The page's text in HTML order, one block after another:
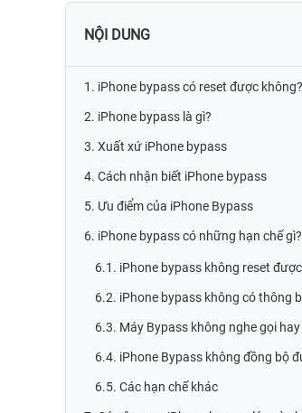
NỘI DUNG
1. iPhone bypass có reset được không?
2. iPhone bypass là gì?
3. Xuất xứ iPhone bypass
4. Cách nhận biết iPhone bypass
5. Ưu điểm của iPhone Bypass
6. iPhone bypass có những hạn chế gì?
6.1. iPhone bypass không reset
6.2. iPhone bypass không có thông
6.3. Máy Bypass không nghe gọi
6.4. iPhone Bypass không đồng bộ
6.5. Các hạn chế khác